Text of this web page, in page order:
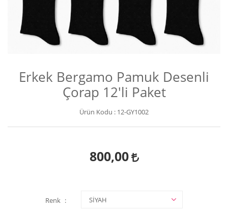
Erkek Bergamo Pamuk Desenli
Çorap 12'li Paket
Ürün Kodu : 12-GY1002
800,00
Renk